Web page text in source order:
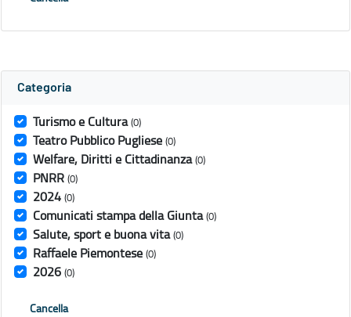
Categoria
Turismo e Cultura (0)
Teatro Pubblico Pugliese (0)
Welfare, Diritti e Cittadinanza (0)
PNRR (0)
2024 (0)
Comunicati stampa della Giunta (0)
Salute, sport e buona vita (0)
Raffaele Piemontese (0)
2026 (0)
Cancella